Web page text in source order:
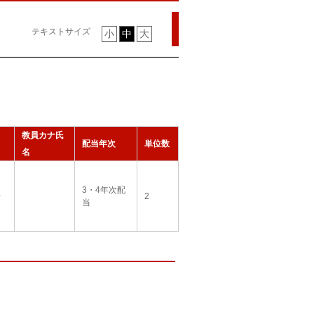
テキストサイズ 小 中 大
教員カナ氏
名
配当年次 単位数
3・4年次配
当
2